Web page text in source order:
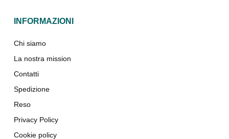
INFORMAZIONI
Chi siamo
La nostra mission
Contatti
Spedizione
Reso
Privacy Policy
Cookie policy